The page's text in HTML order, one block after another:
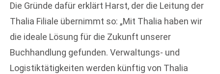
Die Gründe dafür erklärt Harst, der die Leitung der
Thalia Filiale übernimmt so: „Mit Thalia haben wir
die ideale Lösung für die Zukunft unserer
Buchhandlung gefunden. Verwaltungs- und
Logistiktätigkeiten werden künftig von Thalia